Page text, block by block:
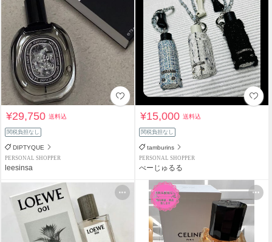
¥29,750送料込
関税負担なし
DIPTYQUE
PERSONAL SHOPPER
leesinsa
¥15,000送料込
関税負担なし
tamburins
PERSONAL SHOPPER
べーじゅるる